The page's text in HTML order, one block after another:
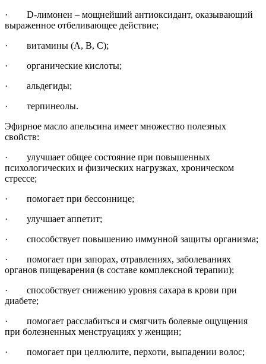
· D-лимонен – мощнейший антиоксидант, оказывающий
выраженное отбеливающее действие;
· витамины (А, В, С);
· органические кислоты;
· альдегиды;
· терпинеолы.
Эфирное масло апельсина имеет множество полезных
свойств:
· улучшает общее состояние при повышенных
психологических и физических нагрузках, хроническом
стрессе;
· помогает при бессоннице;
· улучшает аппетит;
· способствует повышению иммунной защиты организма;
· помогает при запорах, отравлениях, заболеваниях
органов пищеварения (в составе комплексной терапии);
· способствует снижению уровня сахара в крови при
диабете;
· помогает расслабиться и смягчить болевые ощущения
при болезненных менструациях у женщин;
· помогает при целлюлите, перхоти, выпадении волос;